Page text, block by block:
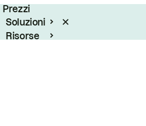
Prezzi
Soluzioni
Risorse